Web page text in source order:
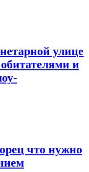
улице
и
что нужно